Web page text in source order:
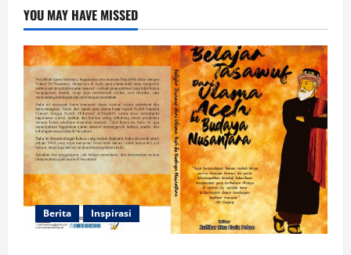
Bangsa
di
Era
Globalisasi
YOU MAY HAVE MISSED
Berita Inspirasi